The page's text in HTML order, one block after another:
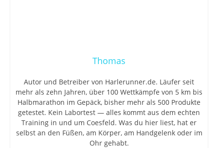
Thomas
Autor und Betreiber von Harlerunner.de. Läufer seit
mehr als zehn Jahren, über 100 Wettkämpfe von 5 km bis
Halbmarathon im Gepäck, bisher mehr als 500 Produkte
getestet. Kein Labortest — alles kommt aus dem echten
Training in und um Coesfeld. Was du hier liest, hat er
selbst an den Füßen, am Körper, am Handgelenk oder im
Ohr gehabt.